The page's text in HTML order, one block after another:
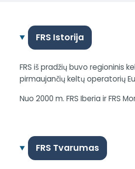
FRS Istorija
FRS iš pradžių buvo regioninis
pirmaujančių keltų operatorių
Nuo 2000 m. FRS Iberia ir FRS
FRS Tvarumas